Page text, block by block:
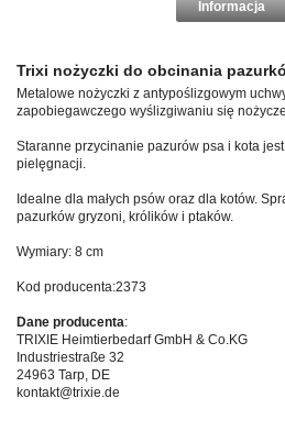
Informacja
Trixi nożyczki do obcinania
Metalowe nożyczki z antypoślizgowym
zapobiegawczego wyślizgiwaniu się
Staranne przycinanie pazurów psa i kota
pielęgnacji.
Idealne dla małych psów oraz dla kotów.
pazurków gryzoni, królików i ptaków.
Wymiary: 8 cm
Kod producenta:2373
Dane producenta:
TRIXIE Heimtierbedarf GmbH & Co.KG
Industriestraße 32
24963 Tarp, DE
kontakt@trixie.de